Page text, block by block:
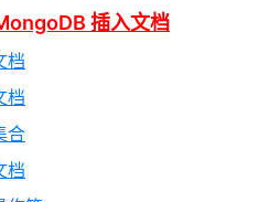
插入文档
档
档
合
档